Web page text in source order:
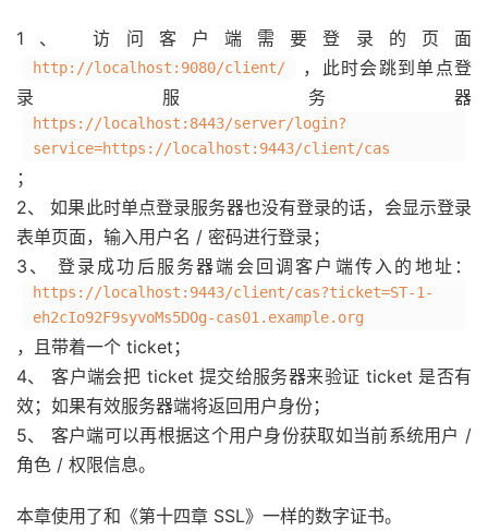
1、 访问客户端需要登录的页面
http://localhost:9080/client/
，此时会跳到单点登
录服务器
https://localhost:8443/server/login?
service=https://localhost:9443/client/cas
；
2、 如果此时单点登录服务器也没有登录的话，会显示登录
表单页面，输入用户名 / 密码进行登录；
3、 登录成功后服务器端会回调客户端传入的地址：
https://localhost:9443/client/cas?ticket=ST-1-
eh2cIo92F9syvoMs5DOg-cas01.example.org
，且带着一个 ticket；
4、 客户端会把 ticket 提交给服务器来验证 ticket 是否有
效；如果有效服务器端将返回用户身份；
5、 客户端可以再根据这个用户身份获取如当前系统用户 /
角色 / 权限信息。
本章使用了和《第十四章 SSL》一样的数字证书。